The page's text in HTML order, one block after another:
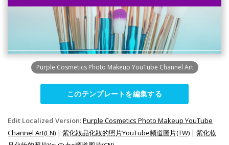
Purple Cosmetics Photo Makeup YouTube Channel Art
このテンプレートを編集する
Edit Localized Version:Purple Cosmetics Photo Makeup YouTube
Channel Art(EN) | 紫化妝品化妝的照片YouTube頻道圖片(TW) | 紫化妆